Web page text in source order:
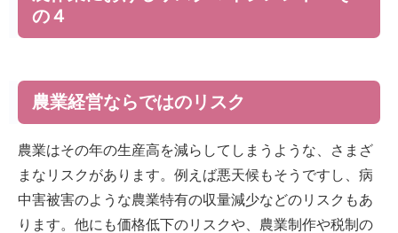
の４
農業経営ならではのリスク
農業はその年の生産高を減らしてしまうような、さまざ
まなリスクがあります。例えば悪天候もそうですし、病
中害被害のような農業特有の収量減少などのリスクもあ
ります。他にも価格低下のリスクや、農業制作や税制の